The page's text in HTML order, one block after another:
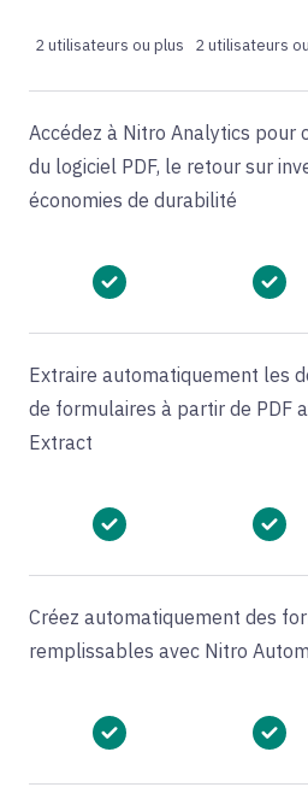
2 utilisateurs ou plus 2 utilisateurs
Accédez à Nitro Analytics pour
du logiciel PDF, le retour sur
économies de durabilité
Extraire automatiquement les
de formulaires à partir de PDF
Extract
Créez automatiquement des
remplissables avec Nitro